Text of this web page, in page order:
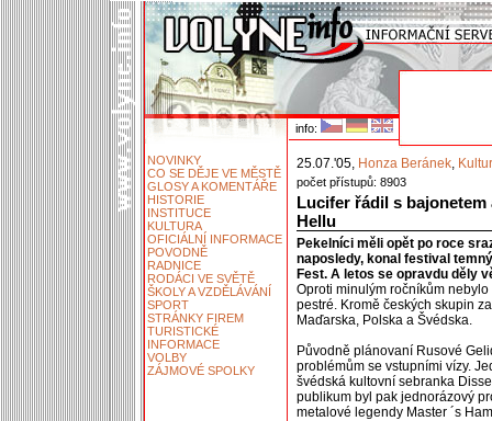
info:
NOVINKY
CO SE DĚJE VE MĚSTĚ
GLOSY A KOMENTÁŘE
HISTORIE
INSTITUCE
KULTURA
OFICIÁLNÍ INFORMACE
POVODNĚ
RADNICE
RODÁCI VE SVĚTĚ
ŠKOLY A VZDĚLÁVÁNÍ
SPORT
STRÁNKY FIREM
TURISTICKÉ
INFORMACE
VOLBY
ZÁJMOVÉ SPOLKY
25.07.'05, Honza Beránek,
počet přístupů: 8903
Lucifer řádil s
Hellu
Pekelníci měli opět po roce
naposledy, konal festival
Fest. A letos se opravdu děly
Oproti minulým ročníkům
pestré. Kromě českých skupin
Maďarska, Polska a Švédska.
Původně plánovaní Rusové
problémům se vstupními vízy.
švédská kultovní sebranka
publikum byl pak jednorázový
metalové legendy Master ´s